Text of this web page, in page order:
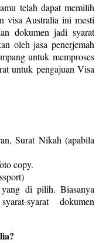
telah dapat memilih
visa Australia ini mesti
dokumen jadi syarat
oleh jasa penerjemah
untuk memproses
untuk pengajuan Visa
Surat Nikah (apabila
copy.
di pilih. Biasanya
syarat dokumen